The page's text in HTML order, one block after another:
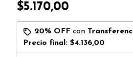
$5.170,00
20% OFFcon
Precio final: $4.136,00